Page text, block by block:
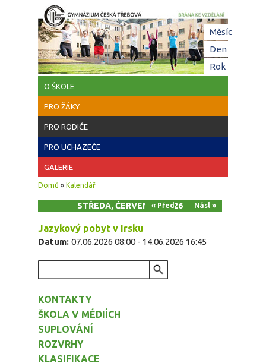
Přejít k hlavnímu obsahu
O ŠKOLE
PRO ŽÁKY
PRO RODIČE
PRO UCHAZEČE
GALERIE
Jste zde
Domů » Kalendář
STŘEDA, ČERVEN 10, 2026
« Před Násl »
Jazykový pobyt v Irsku
Datum: 07.06.2026 08:00 - 14.06.2026 16:45
KONTAKTY
ŠKOLA V MÉDIÍCH
SUPLOVÁNÍ
ROZVRHY
KLASIFIKACE
Měsíc
Den(aktivní
Rok